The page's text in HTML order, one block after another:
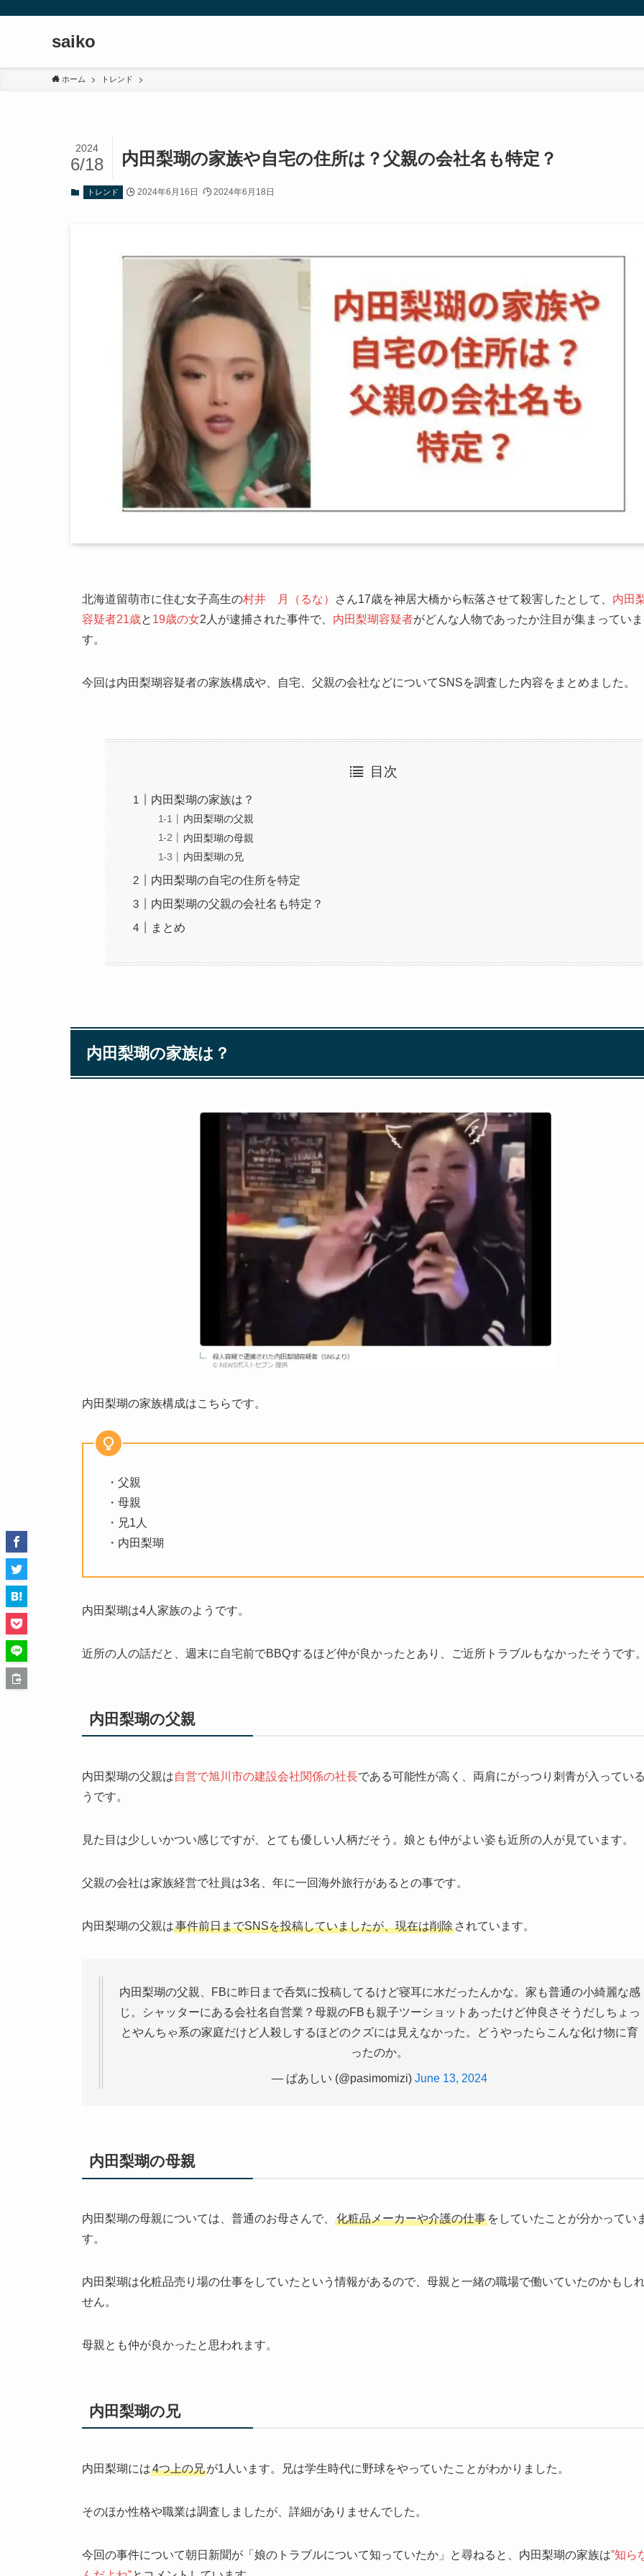
saiko
ホーム トレンド
内田梨瑚の家族や自宅の住所は？父親の会社名も特定？
2024
6/18
トレンド 2024年6月16日 2024年6月18日
北海道留萌市に住む女子高生の村井 月（るな） さん17歳を神居大橋から転落させて殺害したとして、 内田
容疑者21歳と 19歳の女2人が逮捕された事件で、 内田梨瑚容疑者がどんな人物であったか注目が集まっていま
す。
今回は内田梨瑚容疑者の家族構成や、自宅、父親の会社などについてSNSを調査した内容をまとめました。
目次
内田梨瑚の家族は？
内田梨瑚の父親
内田梨瑚の母親
内田梨瑚の兄
内田梨瑚の自宅の住所を特定
内田梨瑚の父親の会社名も特定？
まとめ
内田梨瑚の家族は？
内田梨瑚の家族構成はこちらです。
・父親
・母親
・兄1人
・内田梨瑚
内田梨瑚は4人家族のようです。
近所の人の話だと、週末に自宅前でBBQするほど仲が良かったとあり、ご近所トラブルもなかったそうです
内田梨瑚の父親
内田梨瑚の父親は自営で旭川市の建設会社関係の社長である可能性が高く、両肩にがっつり刺青が入ってい
うです。
見た目は少しいかつい感じですが、とても優しい人柄だそう。娘とも仲がよい姿も近所の人が見ています。
父親の会社は家族経営で社員は3名、年に一回海外旅行があるとの事です。
内田梨瑚の父親は事件前日までSNSを投稿していましたが、現在は削除 されています。
内田梨瑚の父親、FBに昨日まで呑気に投稿してるけど寝耳に水だったんかな。家も普通の小綺麗な感
じ。シャッターにある会社名自営業？母親のFBも親子ツーショットあったけど仲良さそうだしちょっ
とやんちゃ系の家庭だけど人殺しするほどのクズには見えなかった。どうやったらこんな化け物に育
ったのか。
— ぱあしい (@pasimomizi) June 13, 2024
内田梨瑚の母親
内田梨瑚の母親については、普通のお母さんで、 化粧品メーカーや介護の仕事 をしていたことが分かってい
す。
内田梨瑚は化粧品売り場の仕事をしていたという情報があるので、母親と一緒の職場で働いていたのかもし
せん。
母親とも仲が良かったと思われます。
内田梨瑚の兄
内田梨瑚には4つ上の兄が1人います。兄は学生時代に野球をやっていたことがわかりました。
そのほか性格や職業は調査しましたが、詳細がありませんでした。
今回の事件について朝日新聞が「娘のトラブルについて知っていたか」と尋ねると、内田梨瑚の家族は”知ら